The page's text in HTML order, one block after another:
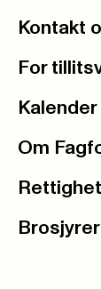
Kontakt
For
Kalender
Om